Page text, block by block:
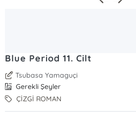
Blue Period 11. Cilt
Tsubasa Yamaguçi
Gerekli Şeyler
ÇİZGİ ROMAN